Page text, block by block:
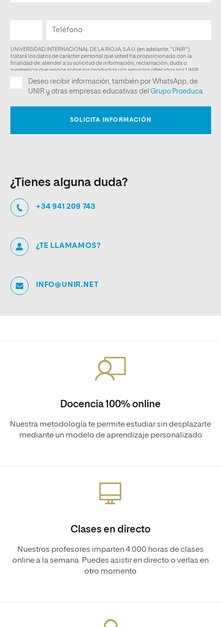
¿Tienes alguna duda?
+34 941 209 743
¿TE LLAMAMOS?
INFO@UNIR.NET
Docencia 100% online
Nuestra metodología te permite estudiar sin desplazarte
mediante un modelo de aprendizaje personalizado
Clases en directo
Nuestros profesores imparten 4.000 horas de clases
online a la semana. Puedes asistir en directo o verlas en
otro momento